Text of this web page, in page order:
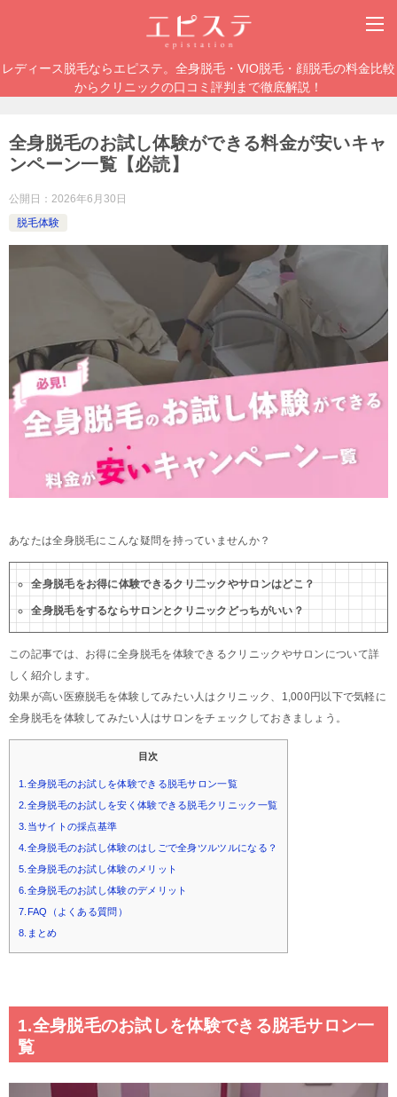
レディース脱毛ならエピステ。全身脱毛・VIO脱毛・顔脱毛の料金比較
からクリニックの口コミ評判まで徹底解説！
全身脱毛のお試し体験ができる料金が安いキャ
ンペーン一覧【必読】
公開日： 2026年6月30日
脱毛体験
あなたは全身脱毛にこんな疑問を持っていませんか？
全身脱毛をお得に体験できるクリ二ックやサロンはどこ？
全身脱毛をするならサロンとクリニックどっちがいい？
この記事では、お得に全身脱毛を体験できるクリニックやサロンについて詳
しく紹介します。
効果が高い医療脱毛を体験してみたい人はクリニック、1,000円以下で気軽に
全身脱毛を体験してみたい人はサロンをチェックしておきましょう。
目次
1.全身脱毛のお試しを体験できる脱毛サロン一覧
2.全身脱毛のお試しを安く体験できる脱毛クリニック一覧
3.当サイトの採点基準
4.全身脱毛のお試し体験のはしごで全身ツルツルになる？
5.全身脱毛のお試し体験のメリット
6.全身脱毛のお試し体験のデメリット
7.FAQ（よくある質問）
8.まとめ
1.全身脱毛のお試しを体験できる脱毛サロン一
覧